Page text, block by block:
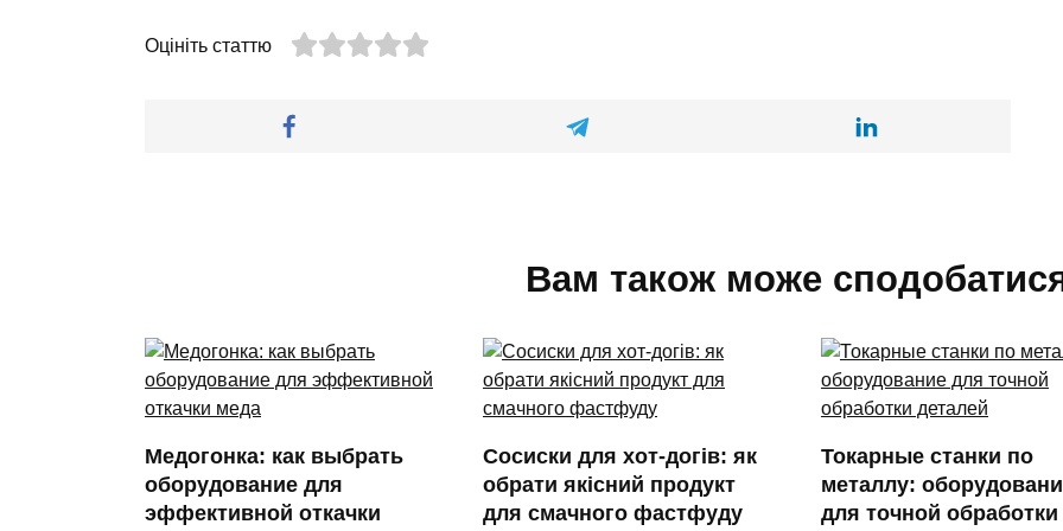
Оцініть статтю
Вам також може
Медогонка: как выбрать
оборудование для
эффективной откачки
Сосиски для хот-догів: як
обрати якісний продукт
для смачного фастфуду
Токарные станки по
металлу:
для точной обработки